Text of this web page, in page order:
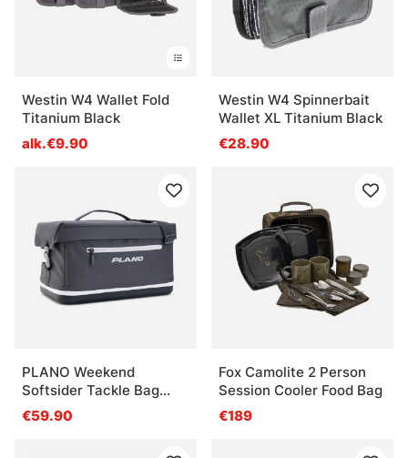
Westin W4 Wallet Fold
Titanium Black
alk.€9.90
Westin W4 Spinnerbait
Wallet XL Titanium Black
€28.90
PLANO Weekend
Softsider Tackle Bag
3700 Slate
€59.90
Fox Camolite 2 Person
Session Cooler Food Bag
€189